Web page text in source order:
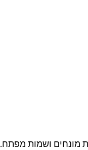
מונחים ושמות מפתח.